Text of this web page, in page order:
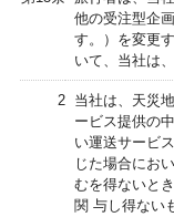
他の受注型企
す。）を変更
いて、当社は
2
当社は、天災
ービス提供の
い運送サービ
じた場合にお
むを得ないと
関 与し得ない